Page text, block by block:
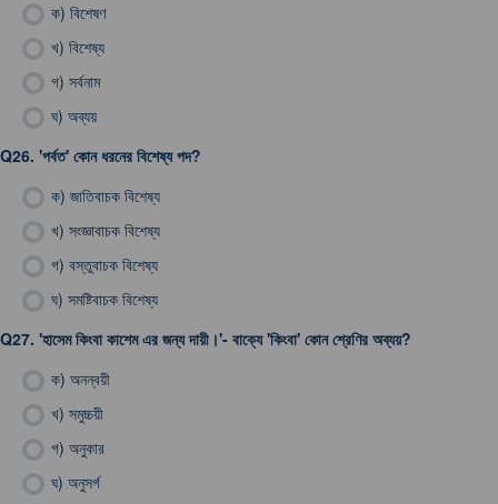
ক) বিশেষণ
খ) বিশেষ্য
গ) সর্বনাম
ঘ) অব্যয়
Q26. 'পর্বত' কোন ধরনের বিশেষ্য পদ?
ক) জাতিবাচক বিশেষ্য
খ) সংজ্ঞাবাচক বিশেষ্য
গ) বস্তুবাচক বিশেষ্য
ঘ) সমষ্টিবাচক বিশেষ্য
Q27. 'হাসেম কিংবা কাশেম এর জন্য দায়ী।'- বাক্যে 'কিংবা' কোন শ্রেণির অব্যয়?
ক) অনন্বয়ী
খ) সমুচ্চয়ী
গ) অনুকার
ঘ) অনুসর্গ